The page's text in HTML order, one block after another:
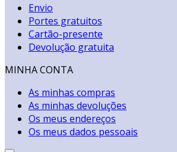
Envio
Portes gratuitos
Cartão-presente
Devolução gratuita
MINHA CONTA
As minhas compras
As minhas devoluções
Os meus endereços
Os meus dados pessoais